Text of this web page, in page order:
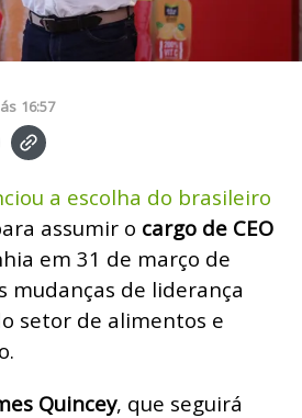
ás 16:57
a escolha do brasileiro
assumir o cargo de CEO
em 31 de março de
mudanças de liderança
setor de alimentos e
Quincey, que seguirá